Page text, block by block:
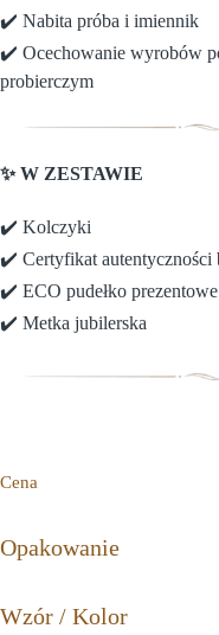
✔️ Nabita próba i imiennik
✔️ Ocechowanie wyrobów
probierczym
✨ W ZESTAWIE
✔️ Kolczyki
✔️ Certyfikat autentyczności
✔️ ECO pudełko prezentowe
✔️ Metka jubilerska
Cena
Opakowanie
Wzór / Kolor